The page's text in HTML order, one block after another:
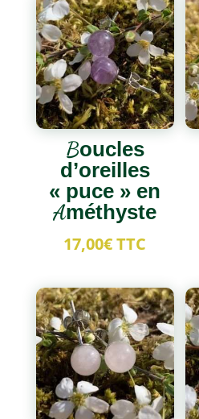
Boucles
d’oreilles
« puce » en
Améthyste
17,00€TTC